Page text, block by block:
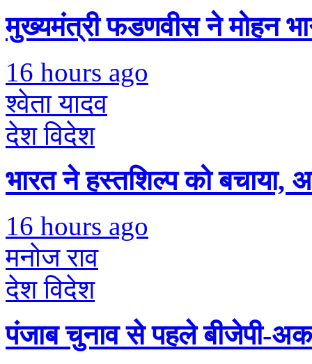
मुख्यमंत्री फडणवीस ने मोहन
16 hours ago
श्वेता यादव
देश विदेश
भारत ने हस्तशिल्प को बचाया,
16 hours ago
मनोज राव
देश विदेश
पंजाब चुनाव से पहले बीजेपी-